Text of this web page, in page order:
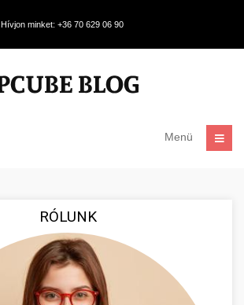
Hívjon minket: +36 70 629 06 90
Menü
RÓLUNK